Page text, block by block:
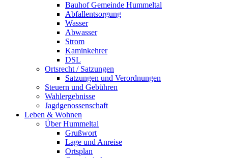
Bauhof Gemeinde Hummeltal
Abfallentsorgung
Wasser
Abwasser
Strom
Kaminkehrer
DSL
Ortsrecht / Satzungen
Satzungen und Verordnungen
Steuern und Gebühren
Wahlergebnisse
Jagdgenossenschaft
Leben & Wohnen
Über Hummeltal
Grußwort
Lage und Anreise
Ortsplan